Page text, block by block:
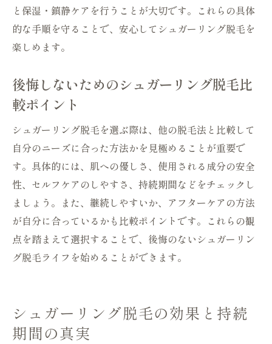
と保湿・鎮静ケアを行うことが大切です。これらの具体
的な手順を守ることで、安心してシュガーリング脱毛を
楽しめます。
後悔しないためのシュガーリング脱毛比
較ポイント
シュガーリング脱毛を選ぶ際は、他の脱毛法と比較して
自分のニーズに合った方法かを見極めることが重要で
す。具体的には、肌への優しさ、使用される成分の安全
性、セルフケアのしやすさ、持続期間などをチェックし
ましょう。また、継続しやすいか、アフターケアの方法
が自分に合っているかも比較ポイントです。これらの観
点を踏まえて選択することで、後悔のないシュガーリン
グ脱毛ライフを始めることができます。
シュガーリング脱毛の効果と持続
期間の真実